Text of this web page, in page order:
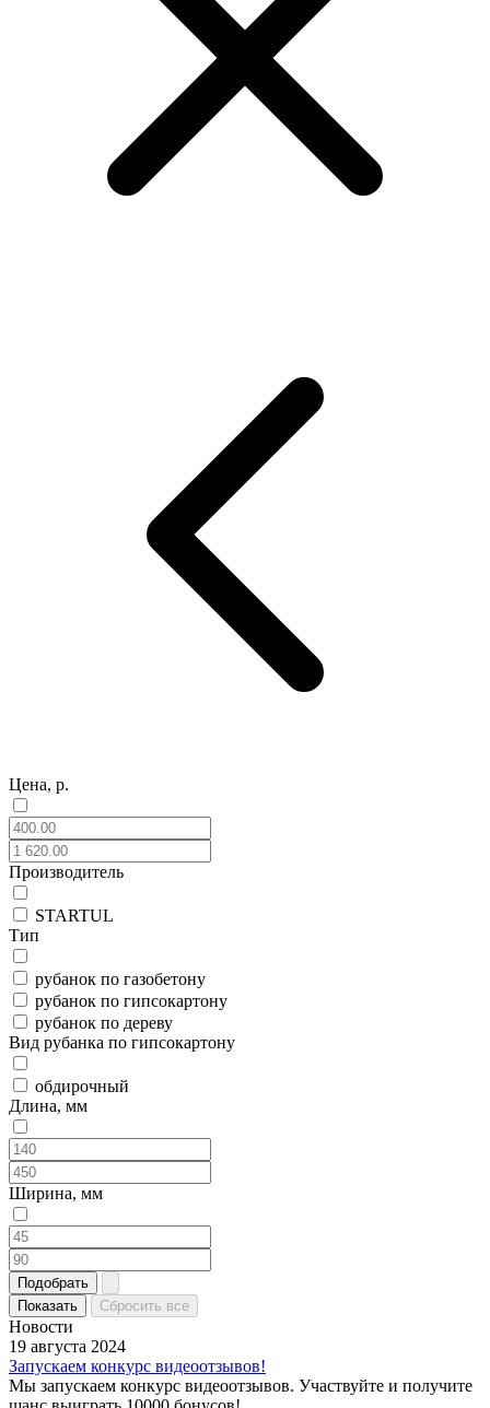
Цена, р.
Производитель
STARTUL
Тип
рубанок по газобетону
рубанок по гипсокартону
рубанок по дереву
Вид рубанка по гипсокартону
обдирочный
Длина, мм
Ширина, мм
Подобрать
Показать
Сбросить все
Новости
19 августа 2024
Запускаем конкурс видеоотзывов!
Мы запускаем конкурс видеоотзывов. Участвуйте и получите